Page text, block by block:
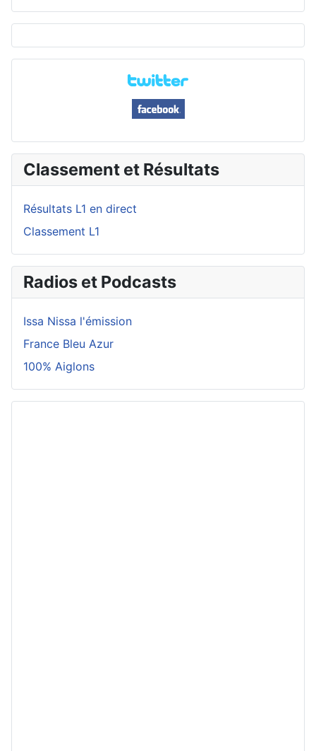
Classement et Résultats
Résultats L1 en direct
Classement L1
Radios et Podcasts
Issa Nissa l'émission
France Bleu Azur
100% Aiglons